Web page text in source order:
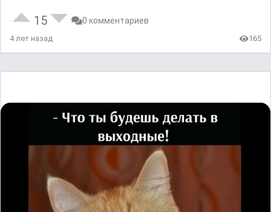
15 0 комментариев
4 лет назад 165